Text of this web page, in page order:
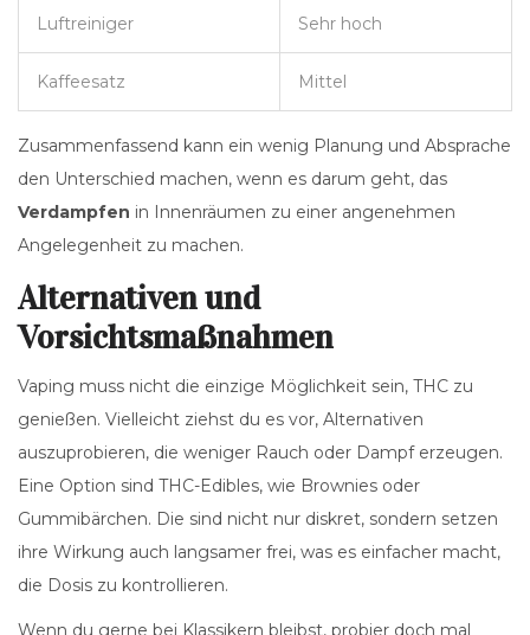
Luftreiniger Sehr hoch
Kaffeesatz Mittel
Zusammenfassend kann ein wenig Planung und Absprache
den Unterschied machen, wenn es darum geht, das
Verdampfen in Innenräumen zu einer angenehmen
Angelegenheit zu machen.
Alternativen und
Vorsichtsmaßnahmen
Vaping muss nicht die einzige Möglichkeit sein, THC zu
genießen. Vielleicht ziehst du es vor, Alternativen
auszuprobieren, die weniger Rauch oder Dampf erzeugen.
Eine Option sind THC-Edibles, wie Brownies oder
Gummibärchen. Die sind nicht nur diskret, sondern setzen
ihre Wirkung auch langsamer frei, was es einfacher macht,
die Dosis zu kontrollieren.
Wenn du gerne bei Klassikern bleibst, probier doch mal